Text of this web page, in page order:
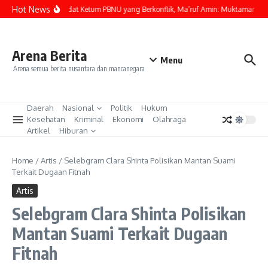
Lewati ke konten
Hot News
Soal Kandidat Ketum PBNU yang Berkonflik, Ma’ruf Amin: Muktamar yang
Arena Berita
Arena semua berita nusantara dan mancanegara
Menu
Daerah Nasional Politik
Hukum
Kesehatan
Kriminal Ekonomi
Olahraga
Artikel
Hiburan
Home /Artis / Selebgram Clara Shinta Polisikan Mantan Suami
Terkait Dugaan Fitnah
Artis
Selebgram Clara Shinta Polisikan
Mantan Suami Terkait Dugaan
Fitnah